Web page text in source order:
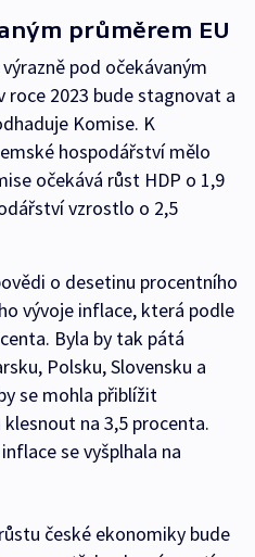
průměrem EU
pod očekávaným
roce 2023 bude stagnovat a
Komise. K
hospodářství mělo
očekává růst HDP o 1,9
vzrostlo o 2,5
o desetinu procentního
vývoje inflace, která podle
Byla by tak pátá
Polsku, Slovensku a
se mohla přiblížit
na 3,5 procenta.
se vyšplhala na
české ekonomiky bude